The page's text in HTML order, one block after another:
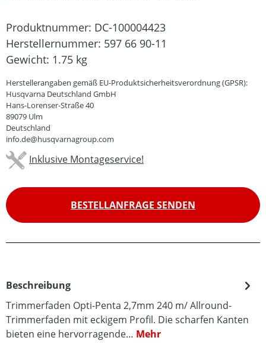
Produktnummer: DC-100004423
Herstellernummer: 597 66 90-11
Gewicht: 1.75 kg
Herstellerangaben gemäß EU-Produktsicherheitsverordnung (GPSR):
Husqvarna Deutschland GmbH
Hans-Lorenser-Straße 40
89079 Ulm
Deutschland
info.de@husqvarnagroup.com
Inklusive Montageservice!
BESTELLANFRAGE SENDEN
Beschreibung
Trimmerfaden Opti-Penta 2,7mm 240 m/ Allround-
Trimmerfaden mit eckigem Profil. Die scharfen Kanten
bieten eine hervorragende… Mehr